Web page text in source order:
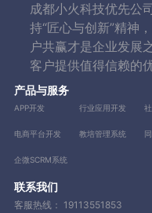
成都小火科技优先公
持“匠心与创新”精神
户共赢才是企业发展
客户提供值得信赖的
产品与服务
APP开发 行业应用开发
电商平台开发 教培管理系统
企微SCRM系统
联系我们
客服热线： 19113551853